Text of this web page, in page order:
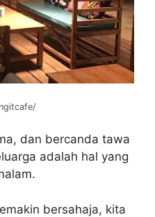
dan bercanda tawa
adalah hal yang
bersahaja, kita